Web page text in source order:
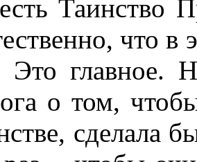
Таинство
что в
Это главное.
о том,
сделала